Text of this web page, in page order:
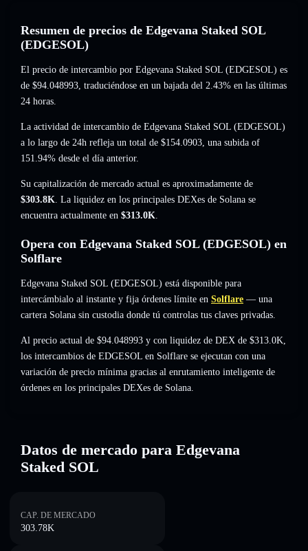
Resumen de precios de Edgevana Staked SOL
(EDGESOL)
El precio de intercambio por Edgevana Staked SOL (EDGESOL) es
de $94.048993, traduciéndose en un bajada del 2.43% en las últimas
24 horas.
La actividad de intercambio de Edgevana Staked SOL (EDGESOL)
a lo largo de 24h refleja un total de $154.0903, una subida of
151.94% desde el día anterior.
Su capitalización de mercado actual es aproximadamente de
$303.8K. La liquidez en los principales DEXes de Solana se
encuentra actualmente en $313.0K.
Opera con Edgevana Staked SOL (EDGESOL) en
Solflare
Edgevana Staked SOL (EDGESOL) está disponible para
intercámbialo al instante y fija órdenes límite en Solflare — una
cartera Solana sin custodia donde tú controlas tus claves privadas.
Al precio actual de $94.048993 y con liquidez de DEX de $313.0K,
los intercambios de EDGESOL en Solflare se ejecutan con una
variación de precio mínima gracias al enrutamiento inteligente de
órdenes en los principales DEXes de Solana.
Datos de mercado para Edgevana
Staked SOL
CAP. DE MERCADO
303.78K